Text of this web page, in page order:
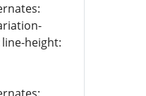
height: